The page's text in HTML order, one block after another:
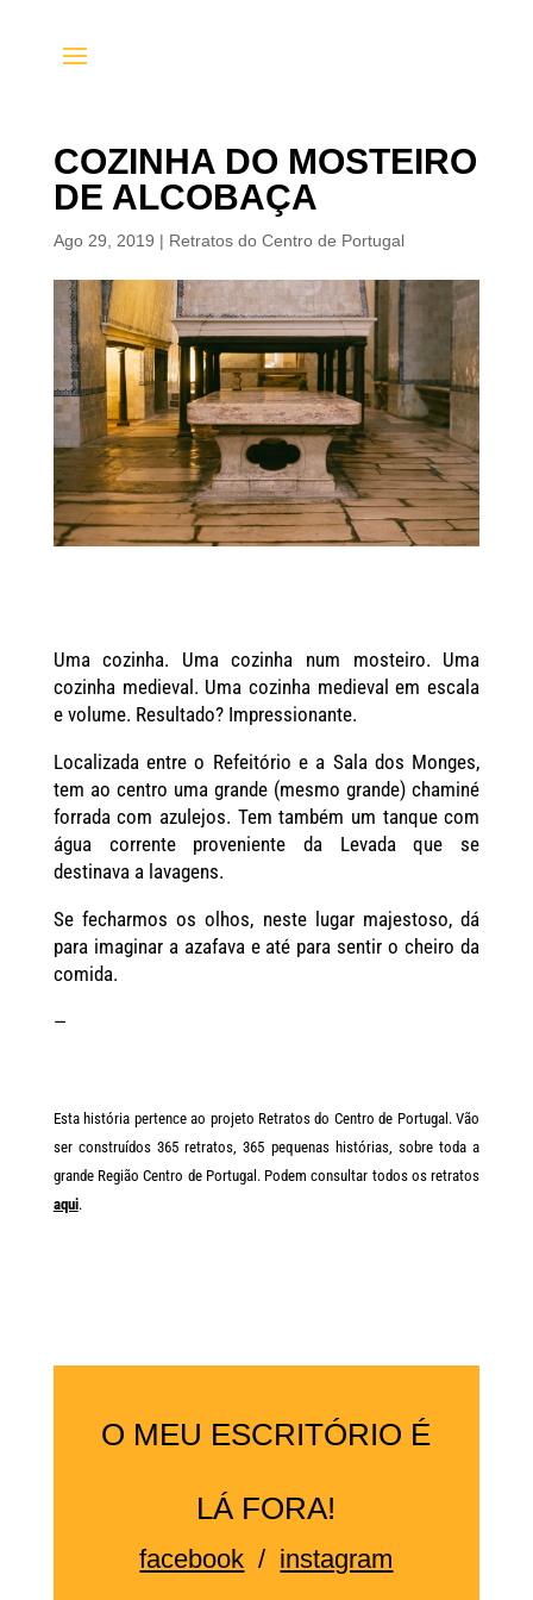
COZINHA DO MOSTEIRO
DE ALCOBAÇA
Ago 29, 2019 | Retratos do Centro de Portugal
Uma cozinha. Uma cozinha num mosteiro. Uma
cozinha medieval. Uma cozinha medieval em escala
e volume. Resultado? Impressionante.
Localizada entre o Refeitório e a Sala dos Monges,
tem ao centro uma grande (mesmo grande) chaminé
forrada com azulejos. Tem também um tanque com
água corrente proveniente da Levada que se
destinava a lavagens.
Se fecharmos os olhos, neste lugar majestoso, dá
para imaginar a azafava e até para sentir o cheiro da
comida.
—
Esta história pertence ao projeto Retratos do Centro de Portugal. Vão
ser construídos 365 retratos, 365 pequenas histórias, sobre toda a
grande Região Centro de Portugal. Podem consultar todos os retratos
aqui.
O MEU ESCRITÓRIO É
LÁ FORA!
facebook / instagram